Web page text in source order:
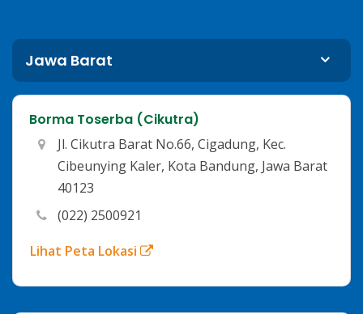
Jawa Barat
Borma Toserba (Cikutra)
Jl. Cikutra Barat No.66, Cigadung, Kec.
Cibeunying Kaler, Kota Bandung, Jawa Barat
40123
(022) 2500921
Lihat Peta Lokasi